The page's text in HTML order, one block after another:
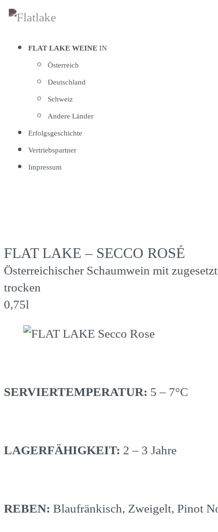
Zum
springenFLAT LAKE WEINE IN
Österreich
Deutschland
Schweiz
Andere Länder
Erfolgsgeschichte
Vertriebspartner
Impressum
FLAT LAKE – SECCO ROSÉ
Österreichischer Schaumwein mit
trocken
0,75l
SERVIERTEMPERATUR: 5 – 7°C
LAGERFÄHIGKEIT: 2 – 3 Jahre
REBEN: Blaufränkisch, Zweigelt, Pinot